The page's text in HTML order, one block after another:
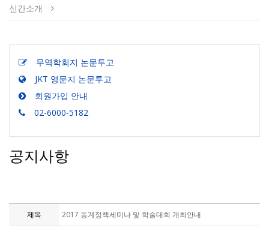
신간소개
무역학회지 논문투고
JKT 영문지 논문투고
회원가입 안내
02-6000-5182
공지사항
제목 2017 동계정책세미나 및 학술대회 개최안내